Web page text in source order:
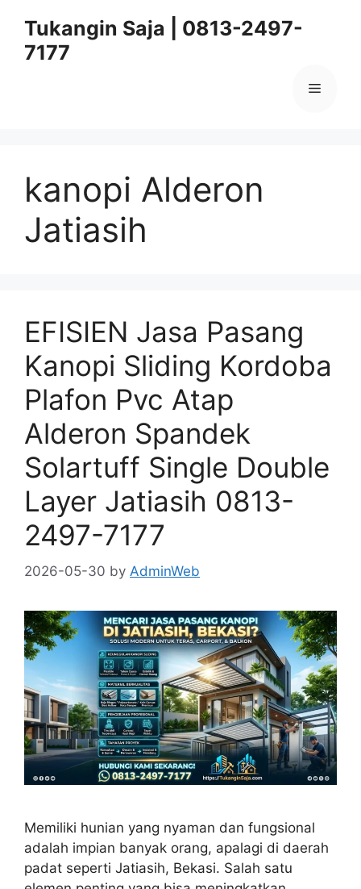
content
Tukangin Saja | 0813-2497-
7177
Menu
kanopi Alderon
Jatiasih
EFISIEN Jasa Pasang
Kanopi Sliding Kordoba
Plafon Pvc Atap
Alderon Spandek
Solartuff Single Double
Layer Jatiasih 0813-
2497-7177
2026-05-30 by AdminWeb
Memiliki hunian yang nyaman dan fungsional
adalah impian banyak orang, apalagi di daerah
padat seperti Jatiasih, Bekasi. Salah satu